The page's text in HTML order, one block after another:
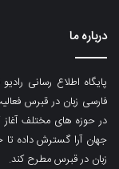
درباره ما
پایگاه اطلاع رسانی
جهان آرا گسترش داده
زبان در قبرس مطرح کند.